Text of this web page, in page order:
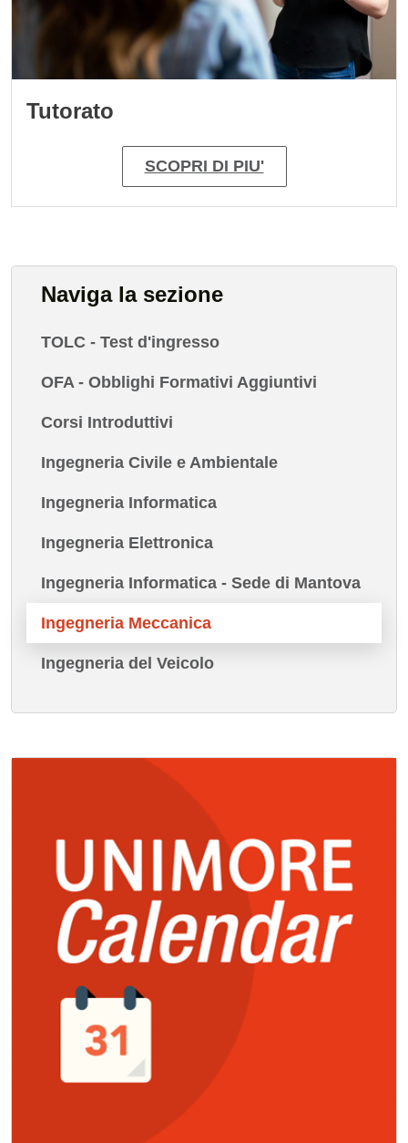
Tutorato
SCOPRI DI PIU'
Naviga la sezione
TOLC - Test d'ingresso
OFA - Obblighi Formativi Aggiuntivi
Corsi Introduttivi
Ingegneria Civile e Ambientale
Ingegneria Informatica
Ingegneria Elettronica
Ingegneria Informatica - Sede di Mantova
Ingegneria Meccanica
Ingegneria del Veicolo